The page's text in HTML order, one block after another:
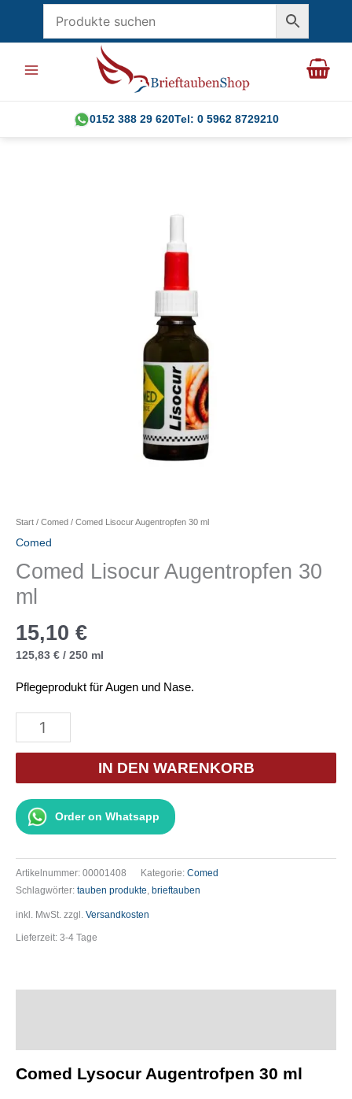
0152 388 29 620Tel: 0 5962 8729210
Start / Comed / Comed Lisocur Augentropfen 30 ml
Comed
Comed Lisocur Augentropfen 30
ml
15,10 €
125,83 € / 250 ml
Pflegeprodukt für Augen und Nase.
Comed
Lisocur
30
ml
Menge
IN DEN WARENKORB
Order on Whatsapp
Artikelnummer: 00001408 Kategorie: Comed
Schlagwörter: tauben produkte brieftauben
inkl. MwSt. zzgl. Versandkosten
Lieferzeit: 3-4 Tage
Comed Lysocur Augentrofpen 30 ml